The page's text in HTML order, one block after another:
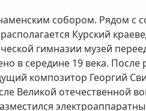
собором. Рядом с
Курский
гимназии музей
в середине 19 века. После
композитор Георгий
Великой отечественной